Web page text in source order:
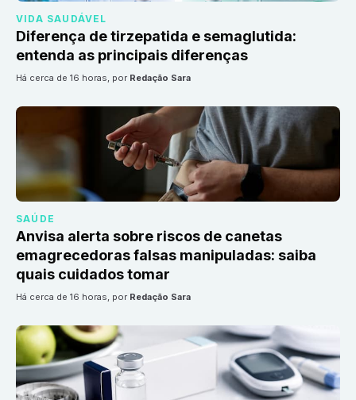
VIDA SAUDÁVEL
Diferença de tirzepatida e semaglutida:
entenda as principais diferenças
há cerca de 16 horas, por Redação Sara
SAÚDE
Anvisa alerta sobre riscos de canetas
emagrecedoras falsas manipuladas: saiba
quais cuidados tomar
há cerca de 16 horas, por Redação Sara